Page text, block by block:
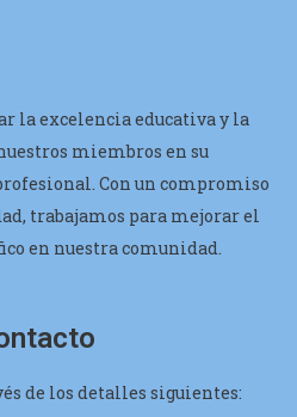
la excelencia educativa y la
miembros en su
Con un compromiso
trabajamos para mejorar el
en nuestra comunidad.
de los detalles siguientes: